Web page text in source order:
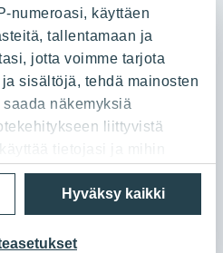
numeroasi, käyttäen
tallentamaan ja
jotta voimme tarjota
sisältöjä, tehdä mainosten
näkemyksiä
liittyvistä
tietojasi ja mihin
tehdä seuraavia:
sijainnistasi,
Hyväksy kaikki